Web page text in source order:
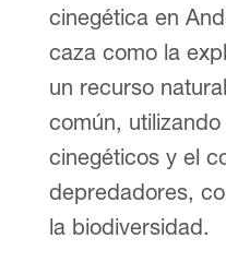
cinegética en
caza como la
un recurso
común,
cinegéticos y el
depredadores,
la biodiversidad.